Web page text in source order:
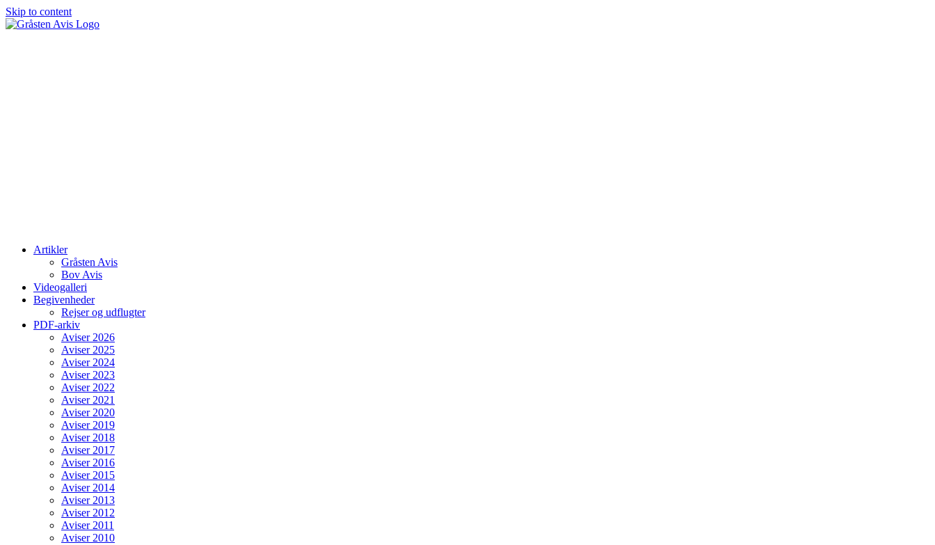
Skip to content
Artikler
Gråsten Avis
Bov Avis
Videogalleri
Begivenheder
Rejser og udflugter
PDF-arkiv
Aviser 2026
Aviser 2025
Aviser 2024
Aviser 2023
Aviser 2022
Aviser 2021
Aviser 2020
Aviser 2019
Aviser 2018
Aviser 2017
Aviser 2016
Aviser 2015
Aviser 2014
Aviser 2013
Aviser 2012
Aviser 2011
Aviser 2010